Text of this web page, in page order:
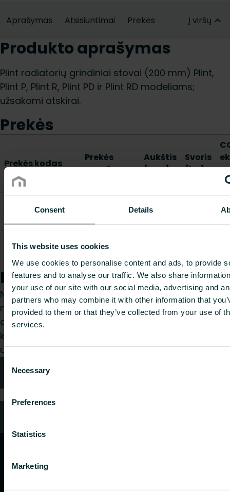
Consent Details
This website uses cookies
We use cookies to personalise content and ads, to provide
features and to analyse our traffic. We also share
your use of our site with our social media, advertising and
partners who may combine it with other information that
provided to them or that they’ve collected from your use of
services.
Consent
Selection
Necessary
Preferences
Statistics
Marketing
Aprašymas Atsisiuntimai Prekės Į viršų
Produkto aprašymas
Plint radiatorių grindiniai stovai (200 mm) Plint,
Plint P, Plint R, Plint PD ir Plint RD modeliams;
užsakomi atskirai.
Prekės
Prekės kodas
Prekės
aprašymas
Aukštis
[mm]
Svoris
[kg]
AGU5BS5115684800
ACC.
- -
AGU5BS5115684900
200 T22-44 +
ACC.
Kaip galime Jums padėti?
Nesvarbu, ar esate specifikacijų rengėjas,
montuotojas, architektas, projektuotojas,
didmenininkas ar galutinis vartotojas, pasirinkite
kategoriją ir mes mielai išnagrinėsime jūsų
užklausą.
Kontaktai